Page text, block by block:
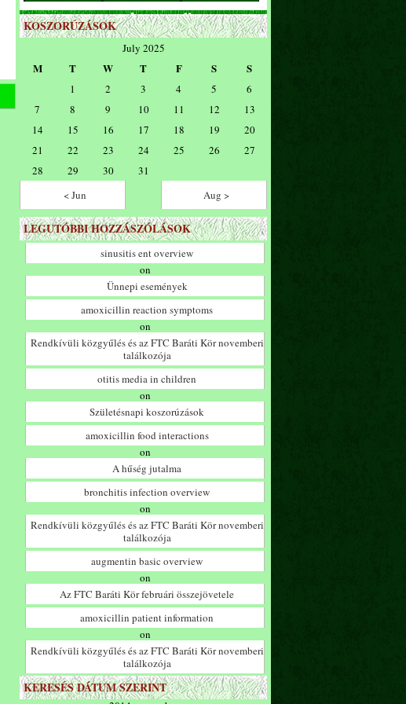
KOSZORÚZÁSOK
July 2025
M T W T F S S
1 2 3 4 5
6
7
8 9 10 11 12
13
14
15 16 17 18 19
20
21
22 23 24 25 26
27
28
29 30
31
< Jun
Aug >
LEGUTÓBBI HOZZÁSZÓLÁSOK
sinusitis ent overview
on
Ünnepi események
amoxicillin reaction symptoms
on
Rendkívüli közgyűlés és az FTC Baráti Kör novemberi
találkozója
otitis media in children
on
Születésnapi koszorúzások
amoxicillin food interactions
on
A hűség jutalma
bronchitis infection overview
on
Rendkívüli közgyűlés és az FTC Baráti Kör novemberi
találkozója
augmentin basic overview
on
Az FTC Baráti Kör februári összejövetele
amoxicillin patient information
on
Rendkívüli közgyűlés és az FTC Baráti Kör novemberi
találkozója
KERESÉS DÁTUM SZERINT